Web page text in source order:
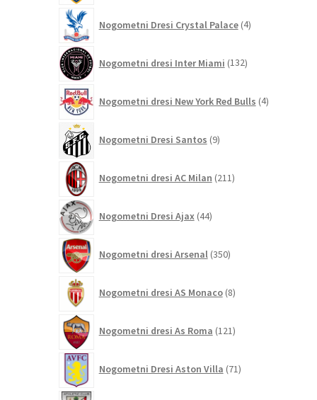
Nogometni Dresi Crystal Palace 4izdelki
Nogometni dresi Inter Miami 132izdelkov
Nogometni dresi New York Red Bulls 4izdelki
Nogometni Dresi Santos 9izdelkov
Nogometni dresi AC Milan 211izdelkov
Nogometni Dresi Ajax 44izdelkov
Nogometni dresi Arsenal 350izdelkov
Nogometni dresi AS Monaco 8izdelkov
Nogometni dresi As Roma 121izdelkov
Nogometni Dresi Aston Villa 71izdelkov